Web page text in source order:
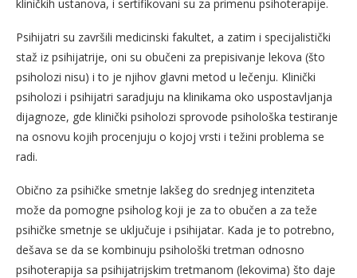
kliničkih ustanova, i sertifikovani su za primenu psihoterapije.
Psihijatri su završili medicinski fakultet, a zatim i specijalistički
staž iz psihijatrije, oni su obučeni za prepisivanje lekova (što
psiholozi nisu) i to je njihov glavni metod u lečenju. Klinički
psiholozi i psihijatri saradjuju na klinikama oko uspostavljanja
dijagnoze, gde klinički psiholozi sprovode psihološka testiranje
na osnovu kojih procenjuju o kojoj vrsti i težini problema se
radi.
Obično za psihičke smetnje lakšeg do srednjeg intenziteta
može da pomogne psiholog koji je za to obučen a za teže
psihičke smetnje se uključuje i psihijatar. Kada je to potrebno,
dešava se da se kombinuju psihološki tretman odnosno
psihoterapija sa psihijatrijskim tretmanom (lekovima) što daje